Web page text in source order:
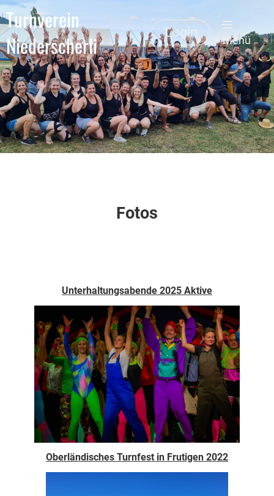
Turnverein
Niederscherli
Login
Menü
Fotos
Unterhaltungsabende 2025 Aktive
Oberländisches Turnfest in Frutigen 2022